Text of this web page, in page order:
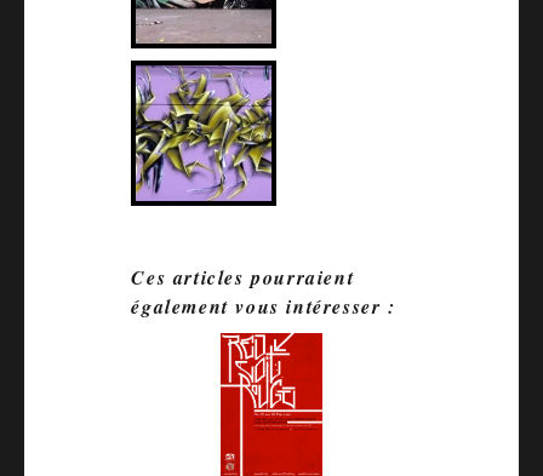
Ces articles pourraient
également vous intéresser :